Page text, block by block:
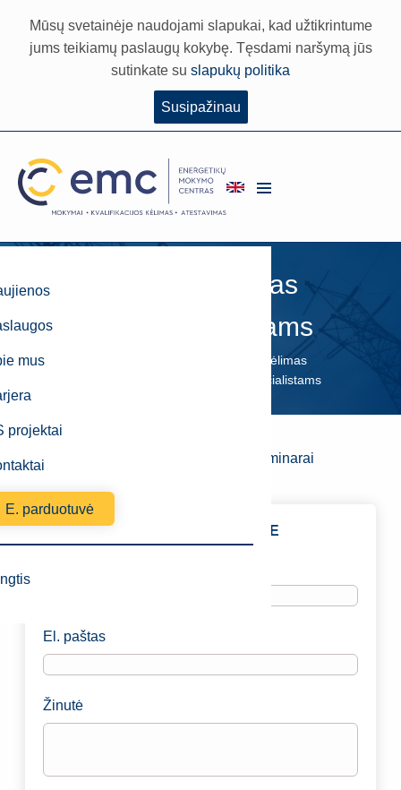
Mūsų svetainėje naudojami slapukai, kad užtikrintume
jums teikiamų paslaugų kokybę. Tęsdami naršymą jūs
sutinkate su slapukų politika
Susipažinau
mus
projektai
E. parduotuvė
Kvalifikacijos kėlimas
statybos specialistams
EMC
Kvalifikacijos kėlimas
Kvalifikacijos kėlimas statybos specialistams
SSVA kvalifikacijos tobulinimo seminarai
TURITE KLAUSIMŲ? SUSISIEKITE
El. paštas
Žinutė